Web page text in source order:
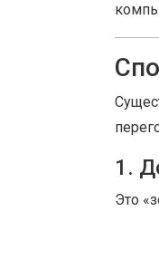
1.
Это